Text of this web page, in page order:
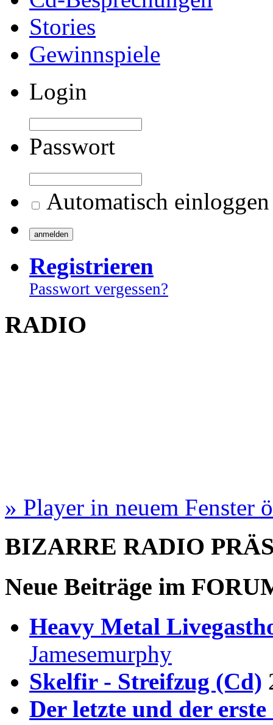
Stories
Gewinnspiele
Login
Passwort
Automatisch einloggen
Registrieren
Passwort vergessen?
RADIO
» Player in neuem Fenster
BIZARRE RADIO
Neue Beiträge im
Heavy Metal
Jamesemurphy
Skelfir - Streifzug (Cd)
Der letzte und der erste